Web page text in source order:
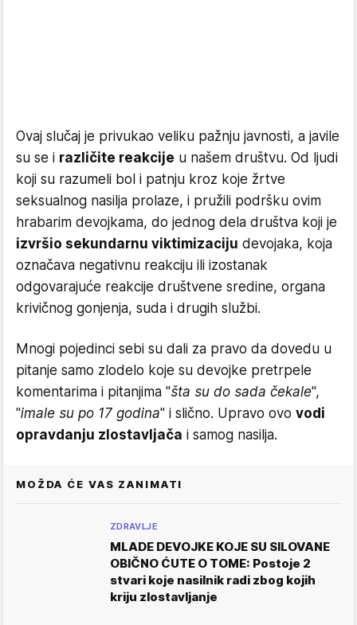
Ovaj slučaj je privukao veliku pažnju javnosti, a javile
su se i različite reakcije u našem društvu. Od ljudi
koji su razumeli bol i patnju kroz koje žrtve
seksualnog nasilja prolaze, i pružili podršku ovim
hrabarim devojkama, do jednog dela društva koji je
izvršio sekundarnu viktimizaciju devojaka, koja
označava negativnu reakciju ili izostanak
odgovarajuće reakcije društvene sredine, organa
krivičnog gonjenja, suda i drugih službi.
Mnogi pojedinci sebi su dali za pravo da dovedu u
pitanje samo zlodelo koje su devojke pretrpele
komentarima i pitanjima "šta su do sada čekale",
"imale su po 17 godina" i slično. Upravo ovo vodi
opravdanju zlostavljača i samog nasilja.
MOŽDA ĆE VAS ZANIMATI
ZDRAVLJE
MLADE DEVOJKE KOJE SU SILOVANE
OBIČNO ĆUTE O TOME: Postoje 2
stvari koje nasilnik radi zbog kojih
kriju zlostavljanje